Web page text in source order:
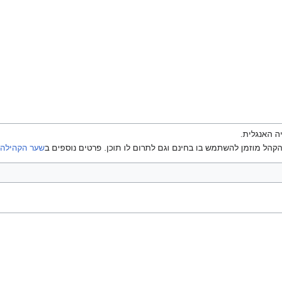
מוזמן להשתמש בו בחינם וגם לתרום לו תוכן. פרטים נוספים בשער הקהילה